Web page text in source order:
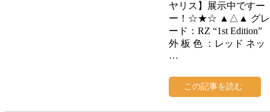
ヤリス】展示中ですー
ー！☆★☆ ▲△▲ グレ
ード：RZ “1st Edition”
外 板 色 ：レッド ネッ
…
この記事を読む